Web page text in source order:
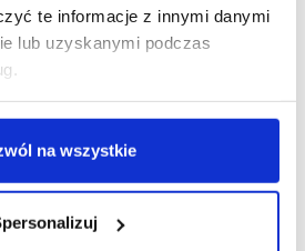
te informacje z innymi danymi
lub uzyskanymi podczas
na wszystkie
Amber znacząco
Do grona najemców centrum
debiutujący na kaliskim rynku
koncept eobuwie.pl
MODIVO. Salon